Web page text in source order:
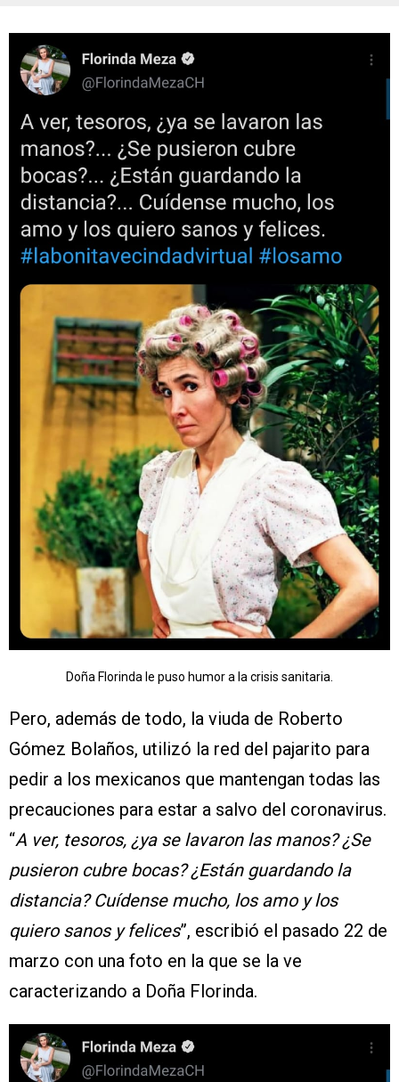
Doña Florinda le puso humor a la crisis sanitaria.
Pero, además de todo, la viuda de Roberto
Gómez Bolaños, utilizó la red del pajarito para
pedir a los mexicanos que mantengan todas las
precauciones para estar a salvo del coronavirus.
“A ver, tesoros, ¿ya se lavaron las manos? ¿Se
pusieron cubre bocas? ¿Están guardando la
distancia? Cuídense mucho, los amo y los
quiero sanos y felices”, escribió el pasado 22 de
marzo con una foto en la que se la ve
caracterizando a Doña Florinda.